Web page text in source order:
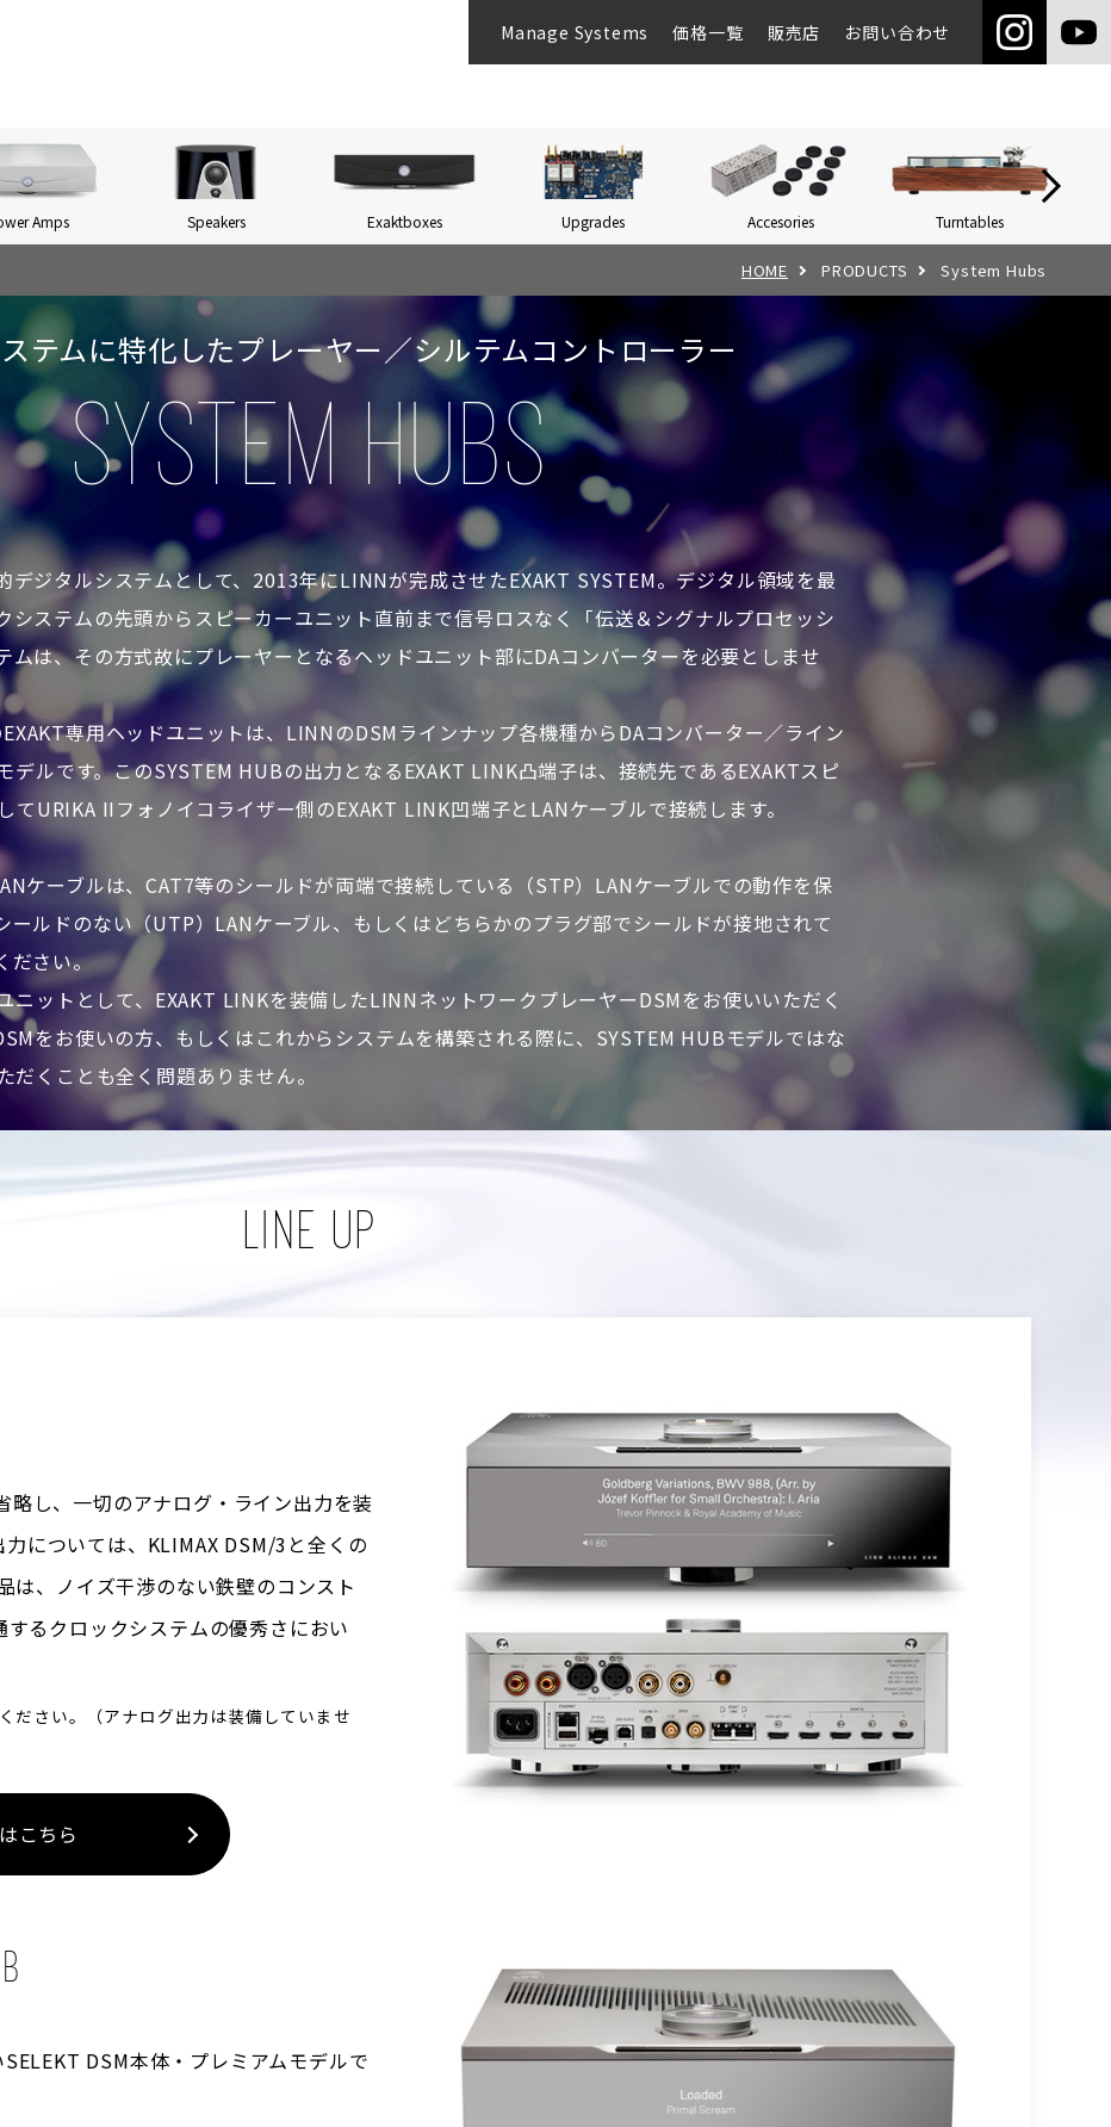
Manage Systems 価格一覧 販売店 お問い合わせ
Amps Speakers Exaktboxes Upgrades Accesories Turntables
HOME PRODUCTS System Hubs
テムに特化したプレーヤー／シルテムコントローラー
SYSTEM HUBS
デジタルシステムとして、2013年にLINNが完成させたEXAKT SYSTEM。デジタル領域を最
システムの先頭からスピーカーユニット直前まで信号ロスなく「伝送＆シグナルプロセッシ
ムは、その方式故にプレーヤーとなるヘッドユニット部にDAコンバーターを必要としませ
専用ヘッドユニットは、LINNのDSMラインナップ各機種からDAコンバーター／ライン
デルです。このSYSTEM HUBの出力となるEXAKT LINK凸端子は、接続先であるEXAKTスピ
てURIKA IIフォノイコライザー側のEXAKT LINK凹端子とLANケーブルで接続します。
ケーブルは、CAT7等のシールドが両端で接続している（STP）LANケーブルでの動作を保
ールドのない（UTP）LANケーブル、もしくはどちらかのプラグ部でシールドが接地されて
ださい。
ニットとして、EXAKT LINKを装備したLINNネットワークプレーヤーDSMをお使いいただく
をお使いの方、もしくはこれからシステムを構築される際に、SYSTEM HUBモデルではな
だくことも全く問題ありません。
LINE UP
し、一切のアナログ・ライン出力を装
については、KLIMAX DSM/3と全くの
は、ノイズ干渉のない鉄壁のコンスト
るクロックシステムの優秀さにおい
ださい。（アナログ出力は装備していませ
こちら
DSM本体・プレミアムモデルで